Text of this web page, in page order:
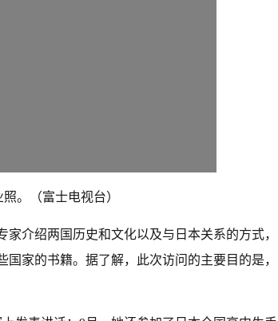
。（富士电视台）
介绍两国历史和文化以及与日本关系的方式，
家的书籍。据了解，此次访问的主要目的是，